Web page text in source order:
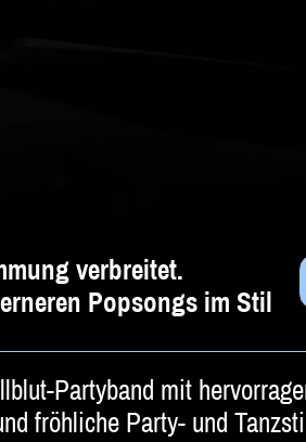
verbreitet.
Popsongs im Stil
Partyband mit
fröhliche Party- und